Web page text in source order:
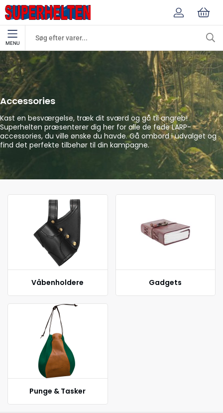
MENU
Live Rollespil Accessories
Accessories
Kast en besværgelse, træk dit sværd og gå til angreb!
Superhelten præsenterer dig her for alle de fede LARP-
accessories, du ville ønske du havde. Gå ombord i udvalget og
find det perfekte tilbehør til din kampagne.
Våbenholdere Gadgets
Punge & Tasker